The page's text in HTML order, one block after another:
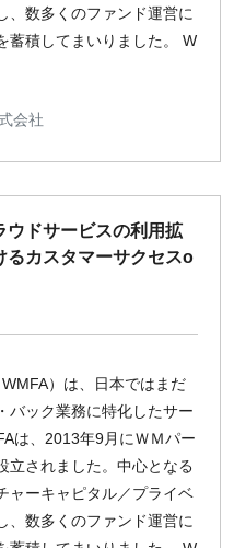
、数多くのファンド運営に
蓄積してまいりました。 W
会社
ウドサービスの利用拡
るカスタマーサクセスo
）は、日本ではまだ
バック業務に特化したサー
は、2013年9月にＷＭパー
立されました。中心となる
ャーキャピタル／プライベ
、数多くのファンド運営に